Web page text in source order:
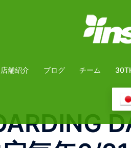
店舗紹介 ブログ チーム